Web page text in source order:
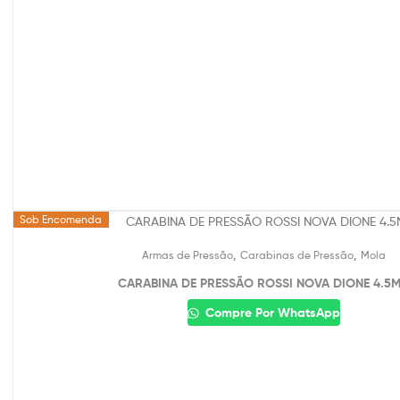
Sob Encomenda
Armas de Pressão Carabinas de Pressão Mola
CARABINA DE PRESSÃO ROSSI NOVA DIONE
Compre Por WhatsApp